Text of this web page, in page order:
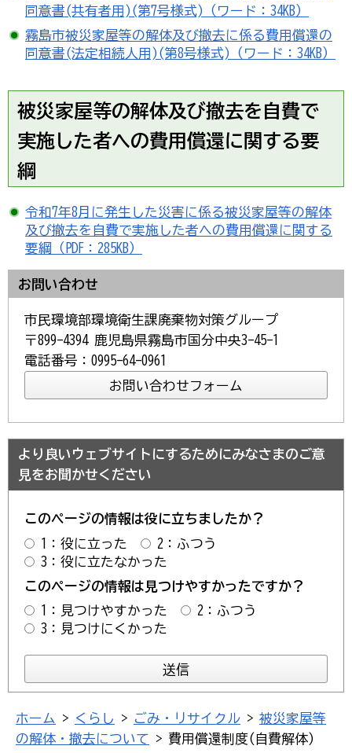
同意書(共有者用)(第7号様式)（ワード：34KB）
霧島市被災家屋等の解体及び撤去に係る費用償還の
同意書(法定相続人用)(第8号様式)（ワード：34KB）
被災家屋等の解体及び撤去を自費で
実施した者への費用償還に関する要
綱
令和7年8月に発生した災害に係る被災家屋等の解体
及び撤去を自費で実施した者への費用償還に関する
要綱（PDF：285KB）
お問い合わせ
市民環境部環境衛生課廃棄物対策グループ
〒899-4394 鹿児島県霧島市国分中央3-45-1
電話番号：0995-64-0961
より良いウェブサイトにするためにみなさまのご意
見をお聞かせください
このページの情報は役に立ちましたか？
1：役に立った
2：ふつう
3：役に立たなかった
このページの情報は見つけやすかったですか？
1：見つけやすかった
2：ふつう
3：見つけにくかった
ホーム > くらし > ごみ・リサイクル > 被災家屋等
の解体・撤去について > 費用償還制度(自費解体)